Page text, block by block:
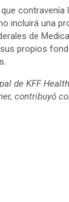
contravenía
incluirá una
de
propios
de KFF
contribuyó